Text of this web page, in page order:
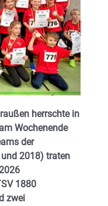
herrschte in
Wochenende
der
2018) traten
1880
zwei